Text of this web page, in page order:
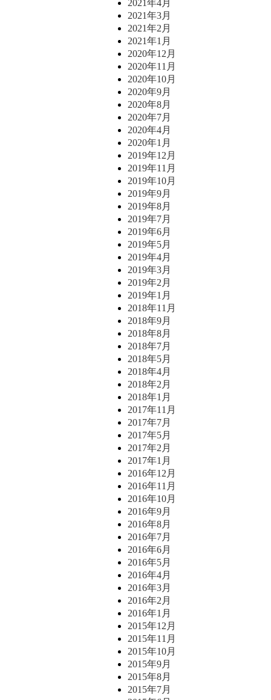
2021年4月
2021年3月
2021年2月
2021年1月
2020年12月
2020年11月
2020年10月
2020年9月
2020年8月
2020年7月
2020年4月
2020年1月
2019年12月
2019年11月
2019年10月
2019年9月
2019年8月
2019年7月
2019年6月
2019年5月
2019年4月
2019年3月
2019年2月
2019年1月
2018年11月
2018年9月
2018年8月
2018年7月
2018年5月
2018年4月
2018年2月
2018年1月
2017年11月
2017年7月
2017年5月
2017年2月
2017年1月
2016年12月
2016年11月
2016年10月
2016年9月
2016年8月
2016年7月
2016年6月
2016年5月
2016年4月
2016年3月
2016年2月
2016年1月
2015年12月
2015年11月
2015年10月
2015年9月
2015年8月
2015年7月